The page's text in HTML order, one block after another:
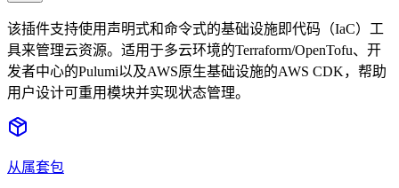
该插件支持使用声明式和命令式的基础设施即代码（IaC）工
具来管理云资源。适用于多云环境的Terraform/OpenTofu、开
发者中心的Pulumi以及AWS原生基础设施的AWS CDK，帮助
用户设计可重用模块并实现状态管理。
从属套包